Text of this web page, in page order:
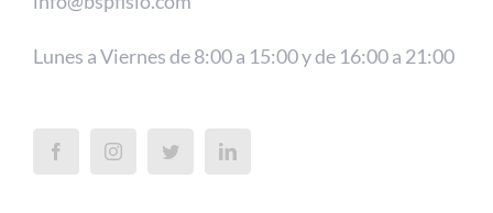
Lunes a Viernes de 8:00 a 15:00 y de 16:00 a 21:00